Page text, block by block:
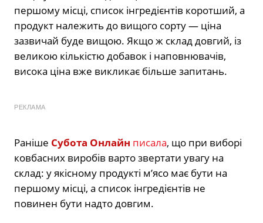
першому місці, список інгредієнтів коротший, а
продукт належить до вищого сорту — ціна
зазвичай буде вищою. Якщо ж склад довгий, із
великою кількістю добавок і наповнювачів,
висока ціна вже викликає більше запитань.
РЕКЛАМА
Раніше Субота Онлайн писала, що при виборі
ковбасних виробів варто звертати увагу на
склад: у якісному продукті м’ясо має бути на
першому місці, а список інгредієнтів не
повинен бути надто довгим.